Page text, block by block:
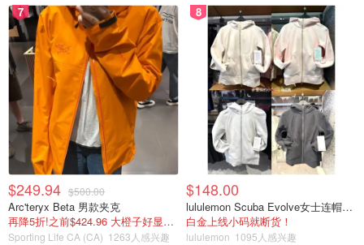
sr Dea Crystal Sandal Heel|B02460MAF557
Pink&ndash; Sergio Rossi
Sergio Rossi
购买
芭比娃娃不仅是一个玩具，更是时尚的象征。她丰富多彩的
7
$249.94 $500.00
Arc'teryx Beta 男款夹克
再降5折!之前$424.96 大橙子好显白 蹲补
Sporting Life CA (CA) 1263人感兴趣
8
$148.00
lululemon Scuba Evolve女士连帽卫衣 全拉链
白金上线小码就断货！
lululemon 1095人感兴趣